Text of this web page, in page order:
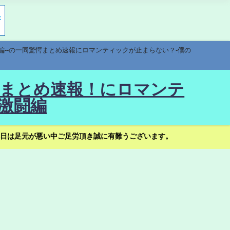
の一同驚愕まとめ速報にロマンティックが止まらない？-僕の
とめ速報！にロマンテ
闘編
足元が悪い中ご足労頂き誠に有難うございます。